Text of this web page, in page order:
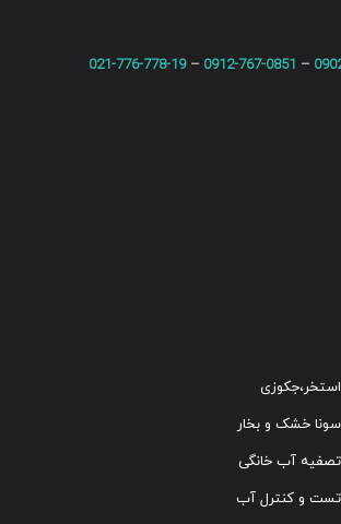
–
0912-767-0851
–
021-776-778-19
خشک و بخار
آب خانگی
تست و کنترل آب